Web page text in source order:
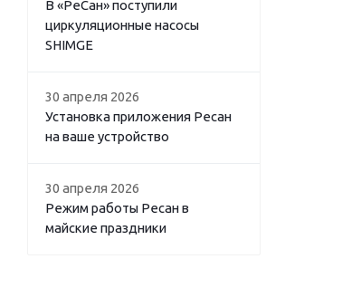
В «РеСан» поступили
циркуляционные насосы
SHIMGE
30 апреля 2026
Установка приложения Ресан
на ваше устройство
30 апреля 2026
Режим работы Ресан в
майские праздники